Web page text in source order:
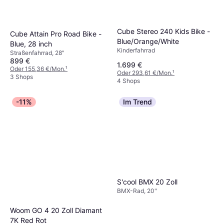
Cube Attain Pro Road Bike -
Blue, 28 inch
Straßenfahrrad, 28"
899 €
Oder 155,36 €/Mon.¹
3 Shops
Cube Stereo 240 Kids Bike -
Blue/Orange/White
Kinderfahrrad
1.699 €
Oder 293,61 €/Mon.¹
4 Shops
-11%
Woom GO 4 20 Zoll Diamant
7K Red Rot
Im Trend
S'cool BMX 20 Zoll
BMX-Rad, 20"